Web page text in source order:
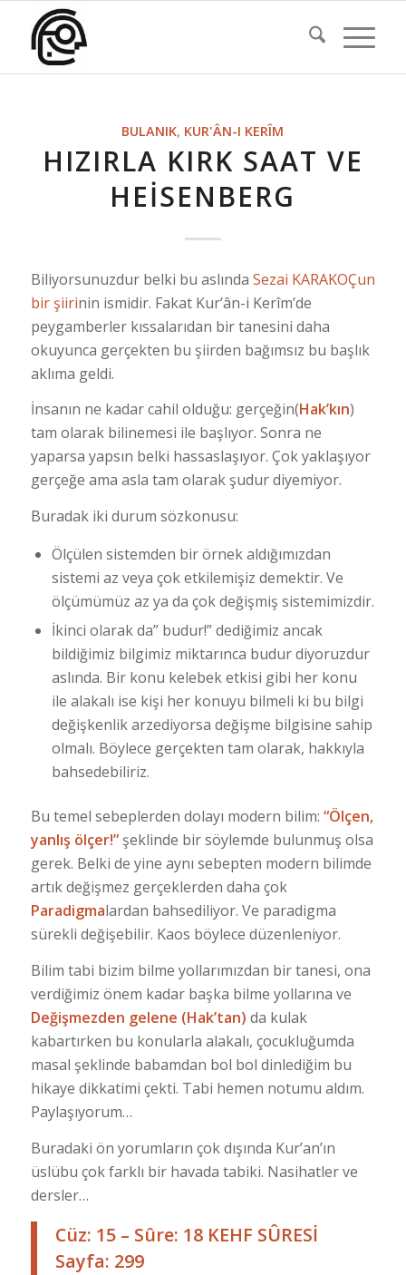
BULANIK, KUR'ÂN-I KERÎM
HIZIRLA KIRK SAAT VE
HEISENBERG
Biliyorsunuzdur belki bu aslında Sezai KARAKOÇun
bir şiirinin ismidir. Fakat Kur’ân-i Kerîm’de
peygamberler kıssalarıdan bir tanesini daha
okuyunca gerçekten bu şiirden bağımsız bu başlık
aklıma geldi.
İnsanın ne kadar cahil olduğu: gerçeğin(Hak’kın)
tam olarak bilinemesi ile başlıyor. Sonra ne
yaparsa yapsın belki hassaslaşıyor. Çok yaklaşıyor
gerçeğe ama asla tam olarak şudur diyemiyor.
Buradak iki durum sözkonusu:
Ölçülen sistemden bir örnek aldığımızdan
sistemi az veya çok etkilemişiz demektir. Ve
ölçümümüz az ya da çok değişmiş sistemimizdir.
İkinci olarak da” budur!” dediğimiz ancak
bildiğimiz bilgimiz miktarınca budur diyoruzdur
aslında. Bir konu kelebek etkisi gibi her konu
ile alakalı ise kişi her konuyu bilmeli ki bu bilgi
değişkenlik arzediyorsa değişme bilgisine sahip
olmalı. Böylece gerçekten tam olarak, hakkıyla
bahsedebiliriz.
Bu temel sebeplerden dolayı modern bilim: “Ölçen,
yanlış ölçer!”şeklinde bir söylemde bulunmuş olsa
gerek. Belki de yine aynı sebepten modern bilimde
artık değişmez gerçeklerden daha çok
Paradigmalardan bahsediliyor. Ve paradigma
sürekli değişebilir. Kaos böylece düzenleniyor.
Bilim tabi bizim bilme yollarımızdan bir tanesi, ona
verdiğimiz önem kadar başka bilme yollarına ve
Değişmezden gelene (Hak’tan) da kulak
kabartırken bu konularla alakalı, çocukluğumda
masal şeklinde babamdan bol bol dinlediğim bu
hikaye dikkatimi çekti. Tabi hemen notumu aldım.
Paylaşıyorum…
Buradaki ön yorumların çok dışında Kur’an’ın
üslübu çok farklı bir havada tabiki. Nasihatler ve
dersler…
Cüz: 15 – Sûre: 18 KEHF SÛRESİ
Sayfa: 299